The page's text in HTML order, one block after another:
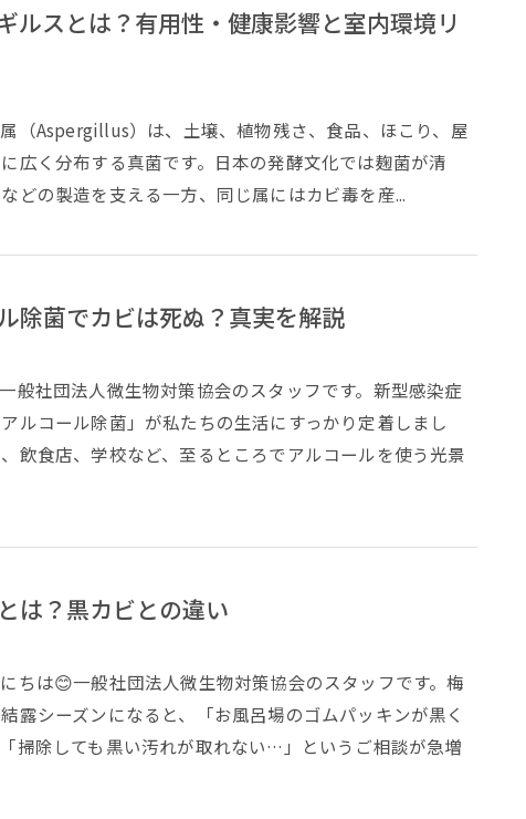
ルスとは？有用性・健康影響と室内環境リ
（Aspergillus）は、土壌、植物残さ、食品、ほこり、屋
広く分布する真菌です。日本の発酵文化では麹菌が清
どの製造を支える一方、同じ属にはカビ毒を産...
除菌でカビは死ぬ？真実を解説
般社団法人微生物対策協会のスタッフです。新型感染症
ルコール除菌」が私たちの生活にすっかり定着しまし
飲食店、学校など、至るところでアルコールを使う光景
は？黒カビとの違い
ちは😊一般社団法人微生物対策協会のスタッフです。梅
露シーズンになると、「お風呂場のゴムパッキンが黒く
掃除しても黒い汚れが取れない…」というご相談が急増